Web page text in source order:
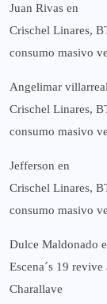
Juan Rivas en
Crischel Linares,
consumo masivo
Angelimar villarreal
Crischel Linares,
consumo masivo
Jefferson en
Crischel Linares,
consumo masivo
Dulce Maldonado
Escena´s 19
Charallave